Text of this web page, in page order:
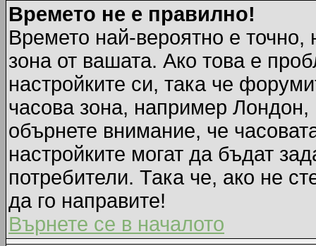
Времето не е правилно!
Времето най-вероятно е точно,
зона от вашата. Ако това е
настройките си, така че
часова зона, например
обърнете внимание, че
настройките могат да бъдат
потребители. Така че, ако не
да го направите!
Върнете се в началото